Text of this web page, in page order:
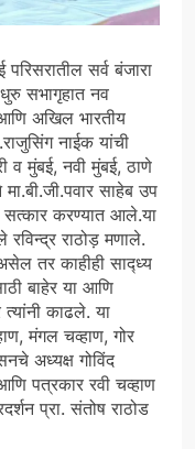
सर्व बंजारा
धुरु सभागृहात नव
आणि अखिल भारतीय
नाईक यांची
व मुंबई, नवी मुंबई, ठाणे
साहेब उप
सत्कार करण्यात आले.या
राठोड़ मणाले.
तर काहीही साद्ध्य
बाहेर या आणि
काढले. या
मंगल चव्हाण, गोर
अध्यक्ष गोविंद
पत्रकार रवी चव्हाण
प्रा. संतोष राठोड